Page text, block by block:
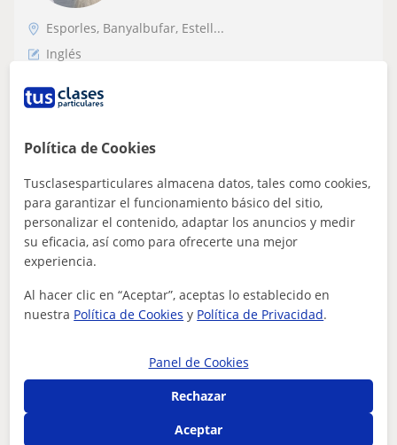
Esporles, Banyalbufar, Estell...
Inglés
Graduada en Estudios de Inglés y de
Profesorado da clases de inglés de todos
los niveles
Apasionada del mundo educativo, mi experiencia en la
métodos de aprendizaje y técni...
ver más Contactar
10€/h
Política de Cookies
Tusclasesparticulares almacena datos, tales como cookies,
para garantizar el funcionamiento básico del sitio,
personalizar el contenido, adaptar los anuncios y medir
su eficacia, así como para ofrecerte una mejor
experiencia.
Al hacer clic en “Aceptar”, aceptas lo establecido en
nuestra Política de Cookies y Política de Privacidad.
Panel de Cookies
Rechazar
Aceptar